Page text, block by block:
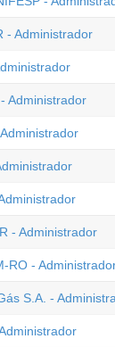
- Administrador
Administrador
- Administrador
RO -
S.A. -